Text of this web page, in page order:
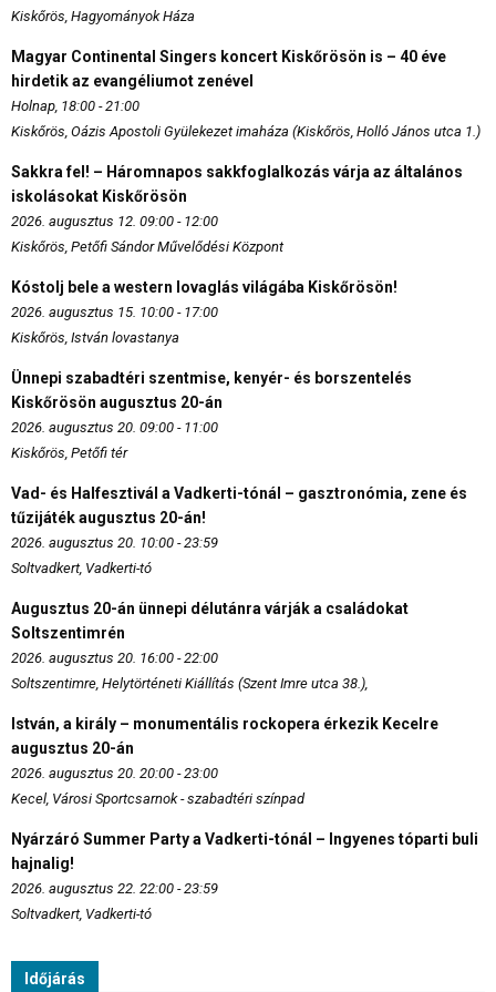
Kiskőrös, Hagyományok Háza
Magyar Continental Singers koncert Kiskőrösön is – 40 éve
hirdetik az evangéliumot zenével
Holnap, 18:00 - 21:00
Kiskőrös, Oázis Apostoli Gyülekezet imaháza (Kiskőrös, Holló János utca 1.)
Sakkra fel! – Háromnapos sakkfoglalkozás várja az általános
iskolásokat Kiskőrösön
2026. augusztus 12. 09:00 - 12:00
Kiskőrös, Petőfi Sándor Művelődési Központ
Kóstolj bele a western lovaglás világába Kiskőrösön!
2026. augusztus 15. 10:00 - 17:00
Kiskőrös, István lovastanya
Ünnepi szabadtéri szentmise, kenyér- és borszentelés
Kiskőrösön augusztus 20-án
2026. augusztus 20. 09:00 - 11:00
Kiskőrös, Petőfi tér
Vad- és Halfesztivál a Vadkerti-tónál – gasztronómia, zene és
tűzijáték augusztus 20-án!
2026. augusztus 20. 10:00 - 23:59
Soltvadkert, Vadkerti-tó
Augusztus 20-án ünnepi délutánra várják a családokat
Soltszentimrén
2026. augusztus 20. 16:00 - 22:00
Soltszentimre, Helytörténeti Kiállítás (Szent Imre utca 38.),
István, a király – monumentális rockopera érkezik Kecelre
augusztus 20-án
2026. augusztus 20. 20:00 - 23:00
Kecel, Városi Sportcsarnok - szabadtéri színpad
Nyárzáró Summer Party a Vadkerti-tónál – Ingyenes tóparti buli
hajnalig!
2026. augusztus 22. 22:00 - 23:59
Soltvadkert, Vadkerti-tó
Időjárás